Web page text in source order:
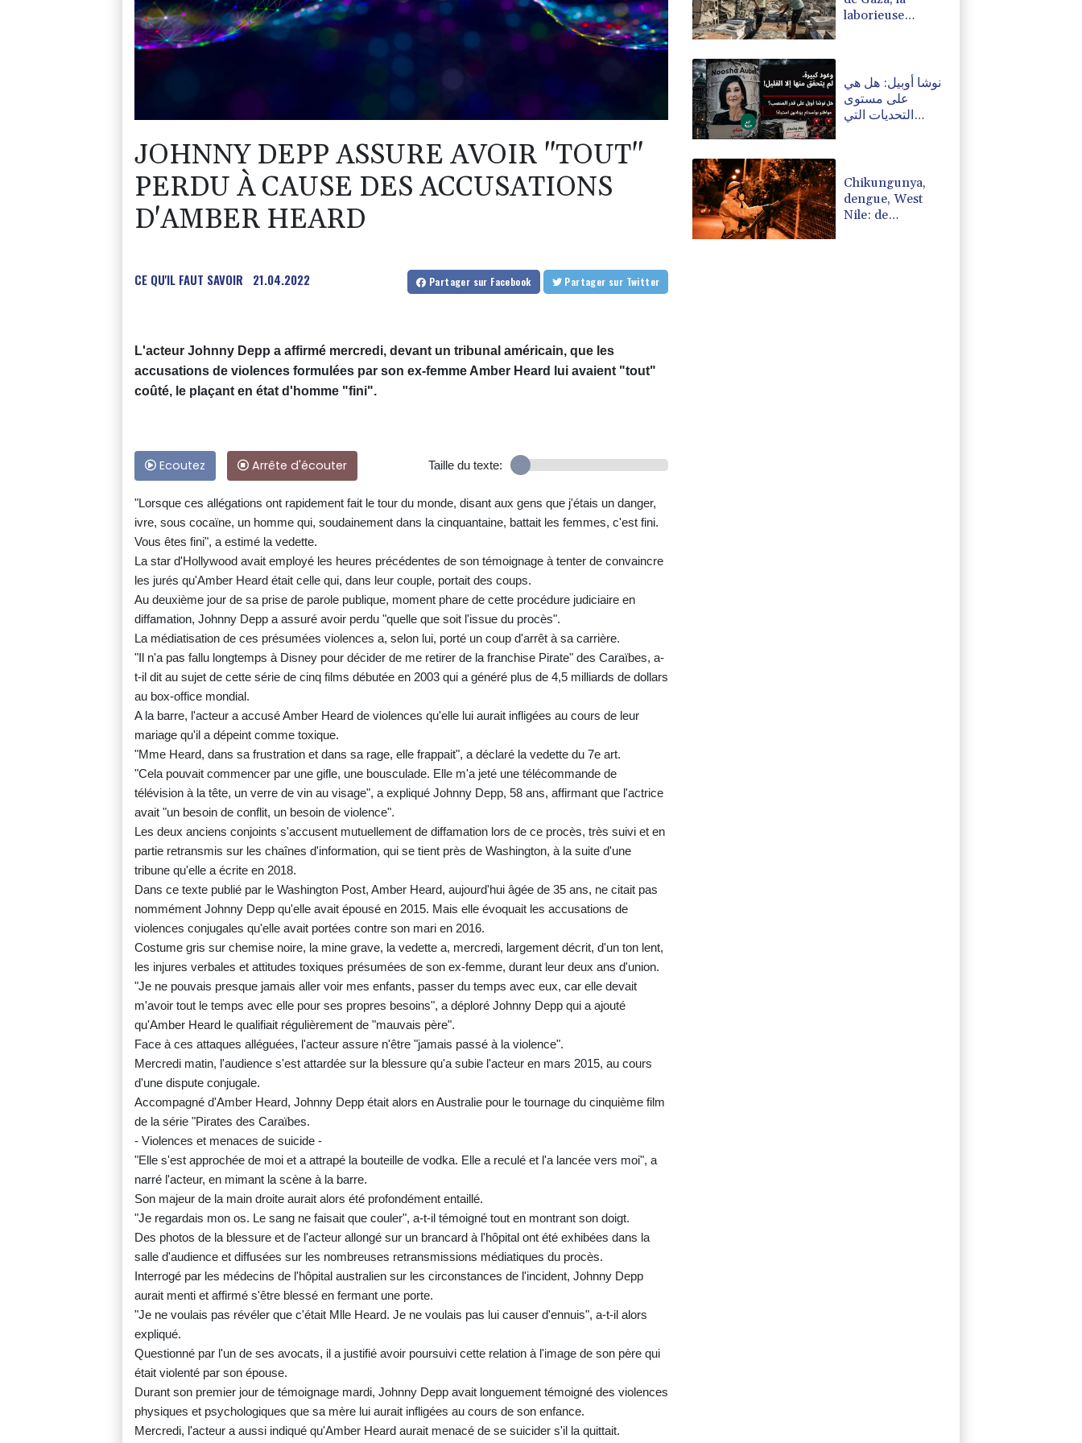
JOHNNY DEPP ASSURE AVOIR "TOUT"
PERDU À CAUSE DES ACCUSATIONS
D'AMBER HEARD
CE QU'IL FAUT SAVOIR 21.04.2022 Partager sur Facebook Partager sur Twitter
L'acteur Johnny Depp a affirmé mercredi, devant un tribunal américain, que les
accusations de violences formulées par son ex-femme Amber Heard lui avaient "tout"
coûté, le plaçant en état d'homme "fini".
Ecoutez Arrête d'écouter Taille du texte:
"Lorsque ces allégations ont rapidement fait le tour du monde, disant aux gens que j'étais un danger,
ivre, sous cocaïne, un homme qui, soudainement dans la cinquantaine, battait les femmes, c'est fini.
Vous êtes fini", a estimé la vedette.
La star d'Hollywood avait employé les heures précédentes de son témoignage à tenter de convaincre
les jurés qu'Amber Heard était celle qui, dans leur couple, portait des coups.
Au deuxième jour de sa prise de parole publique, moment phare de cette procédure judiciaire en
diffamation, Johnny Depp a assuré avoir perdu "quelle que soit l'issue du procès".
La médiatisation de ces présumées violences a, selon lui, porté un coup d'arrêt à sa carrière.
"Il n'a pas fallu longtemps à Disney pour décider de me retirer de la franchise Pirate" des Caraïbes, a-
t-il dit au sujet de cette série de cinq films débutée en 2003 qui a généré plus de 4,5 milliards de dollars
au box-office mondial.
A la barre, l'acteur a accusé Amber Heard de violences qu'elle lui aurait infligées au cours de leur
mariage qu'il a dépeint comme toxique.
"Mme Heard, dans sa frustration et dans sa rage, elle frappait", a déclaré la vedette du 7e art.
"Cela pouvait commencer par une gifle, une bousculade. Elle m'a jeté une télécommande de
télévision à la tête, un verre de vin au visage", a expliqué Johnny Depp, 58 ans, affirmant que l'actrice
avait "un besoin de conflit, un besoin de violence".
Les deux anciens conjoints s'accusent mutuellement de diffamation lors de ce procès, très suivi et en
partie retransmis sur les chaînes d'information, qui se tient près de Washington, à la suite d'une
tribune qu'elle a écrite en 2018.
Dans ce texte publié par le Washington Post, Amber Heard, aujourd'hui âgée de 35 ans, ne citait pas
nommément Johnny Depp qu'elle avait épousé en 2015. Mais elle évoquait les accusations de
violences conjugales qu'elle avait portées contre son mari en 2016.
Costume gris sur chemise noire, la mine grave, la vedette a, mercredi, largement décrit, d'un ton lent,
les injures verbales et attitudes toxiques présumées de son ex-femme, durant leur deux ans d'union.
"Je ne pouvais presque jamais aller voir mes enfants, passer du temps avec eux, car elle devait
m'avoir tout le temps avec elle pour ses propres besoins", a déploré Johnny Depp qui a ajouté
qu'Amber Heard le qualifiait régulièrement de "mauvais père".
Face à ces attaques alléguées, l'acteur assure n'être "jamais passé à la violence".
Mercredi matin, l'audience s'est attardée sur la blessure qu'a subie l'acteur en mars 2015, au cours
d'une dispute conjugale.
Accompagné d'Amber Heard, Johnny Depp était alors en Australie pour le tournage du cinquième film
de la série "Pirates des Caraïbes.
- Violences et menaces de suicide -
"Elle s'est approchée de moi et a attrapé la bouteille de vodka. Elle a reculé et l'a lancée vers moi", a
narré l'acteur, en mimant la scène à la barre.
Son majeur de la main droite aurait alors été profondément entaillé.
"Je regardais mon os. Le sang ne faisait que couler", a-t-il témoigné tout en montrant son doigt.
Des photos de la blessure et de l'acteur allongé sur un brancard à l'hôpital ont été exhibées dans la
salle d'audience et diffusées sur les nombreuses retransmissions médiatiques du procès.
Interrogé par les médecins de l'hôpital australien sur les circonstances de l'incident, Johnny Depp
aurait menti et affirmé s'être blessé en fermant une porte.
"Je ne voulais pas révéler que c'était Mlle Heard. Je ne voulais pas lui causer d'ennuis", a-t-il alors
expliqué.
Questionné par l'un de ses avocats, il a justifié avoir poursuivi cette relation à l'image de son père qui
était violenté par son épouse.
Durant son premier jour de témoignage mardi, Johnny Depp avait longuement témoigné des violences
physiques et psychologiques que sa mère lui aurait infligées au cours de son enfance.
Mercredi, l'acteur a aussi indiqué qu'Amber Heard aurait menacé de se suicider s'il la quittait.
laborieuse
نوشا أوبيل: هل هي
على مستوى
التحديات التي
Chikungunya,
dengue, West
Nile: de